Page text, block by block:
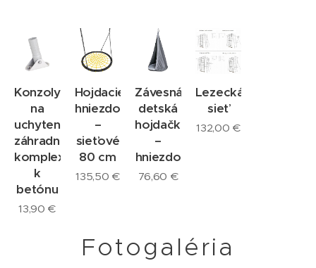
Konzoly
na
uchytenie
záhradného
komplexu
k
betónu
13,90 €
Hojdacie
hniezdo
–
sieťové
80 cm
135,50 €
Závesná
detská
hojdačka
–
hniezdo
76,60 €
Lezecká
sieť
132,00 €
Fotogaléria